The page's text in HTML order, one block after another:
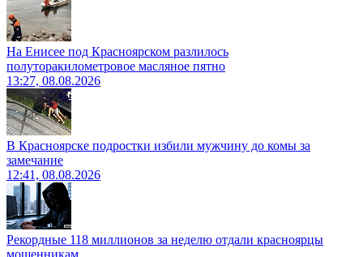
На Енисее под Красноярском разлилось
полуторакилометровое масляное пятно
13:27, 08.08.2026
В Красноярске подростки избили мужчину до комы за
замечание
12:41, 08.08.2026
Рекордные 118 миллионов за неделю отдали красноярцы
мошенникам